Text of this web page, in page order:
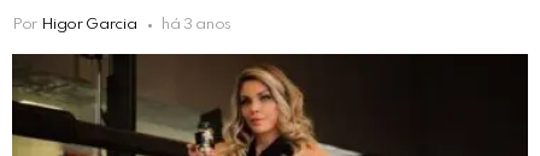
Por Higor Garcia há 3 anos